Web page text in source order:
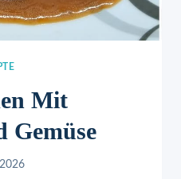
Mit
Gemüse